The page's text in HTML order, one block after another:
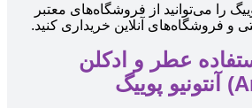
را می‌توانید از فروشگاه‌های معتبر
و فروشگاه‌های آنلاین خریداری کنید.
عطر و ادکلن